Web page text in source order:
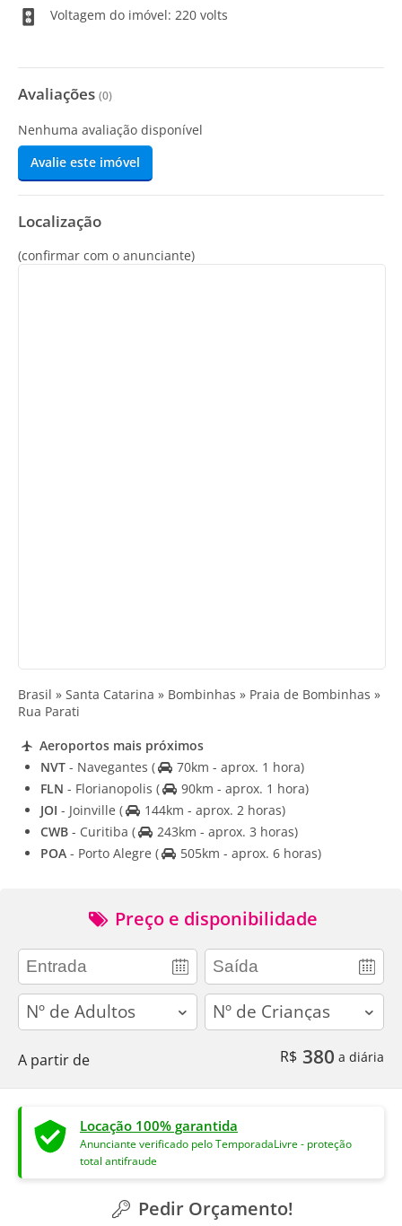
Voltagem do imóvel: 220 volts
Avaliações (0)
Nenhuma avaliação disponível
Avalie este imóvel
Localização
(confirmar com o anunciante)
Brasil » Santa Catarina » Bombinhas » Praia de Bombinhas »
Rua Parati
Aeroportos mais próximos
NVT - Navegantes (
70km - aprox. 1 hora)
FLN - Florianopolis (
90km - aprox. 1 hora)
JOI - Joinville (
144km - aprox. 2 horas)
CWB - Curitiba (
243km - aprox. 3 horas)
POA - Porto Alegre ( 505km - aprox. 6 horas)
Preço e disponibilidade
adults children
A partir de R$ 380 a diária
Locação 100% garantida
Anunciante verificado pelo TemporadaLivre - proteção
total antifraude
Pedir Orçamento!